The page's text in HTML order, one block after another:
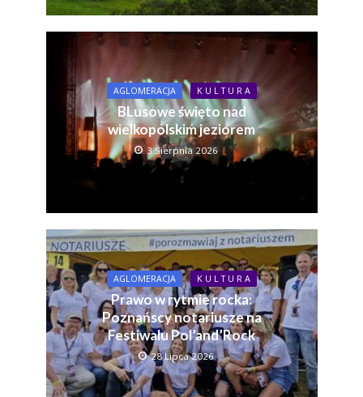
AGLOMERACJA K U L T U R A
BLusowe święto nad
wielkopolskim jeziorem
3 Sierpnia 2026
AGLOMERACJA K U L T U R A
Prawo w rytmie rocka:
Poznańscy notariusze na
Festiwalu Pol’and’Rock
28 Lipca 2026